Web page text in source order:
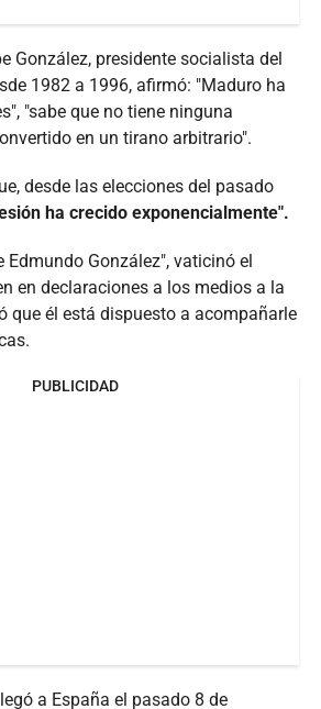
González, presidente socialista del
1982 a 1996, afirmó: "Maduro ha
"sabe que no tiene ninguna
en un tirano arbitrario".
desde las elecciones del pasado
ha crecido exponencialmente".
Edmundo González", vaticinó el
en declaraciones a los medios a la
que él está dispuesto a acompañarle
PUBLICIDAD
a España el pasado 8 de